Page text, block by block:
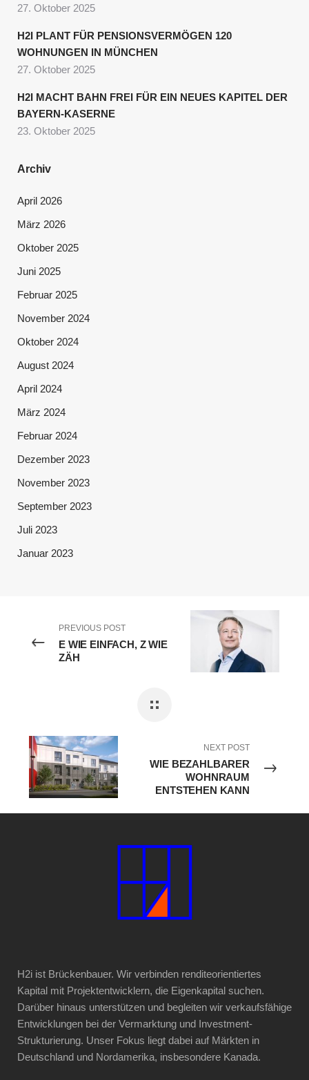
27. Oktober 2025
H2I PLANT FÜR PENSIONSVERMÖGEN 120
WOHNUNGEN IN MÜNCHEN
27. Oktober 2025
H2I MACHT BAHN FREI FÜR EIN NEUES KAPITEL DER
BAYERN-KASERNE
23. Oktober 2025
Archiv
April 2026
März 2026
Oktober 2025
Juni 2025
Februar 2025
November 2024
Oktober 2024
August 2024
April 2024
März 2024
Februar 2024
Dezember 2023
November 2023
September 2023
Juli 2023
Januar 2023
PREVIOUS POST
E WIE EINFACH, Z WIE
ZÄH
NEXT POST
WIE BEZAHLBARER
WOHNRAUM
ENTSTEHEN KANN
H2i ist Brückenbauer. Wir verbinden renditeorientiertes
Kapital mit Projektentwicklern, die Eigenkapital suchen.
Darüber hinaus unterstützen und begleiten wir verkaufsfähige
Entwicklungen bei der Vermarktung und Investment-
Strukturierung. Unser Fokus liegt dabei auf Märkten in
Deutschland und Nordamerika, insbesondere Kanada.